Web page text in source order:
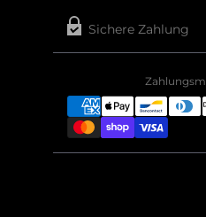
Sichere Zahlung